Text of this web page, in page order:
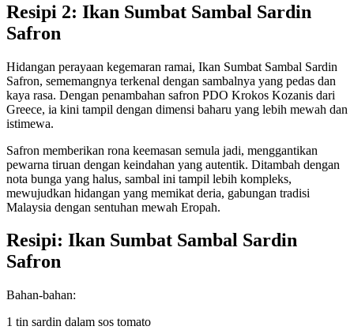
Resipi 2: Ikan Sumbat Sambal Sardin
Safron
Hidangan perayaan kegemaran ramai, Ikan Sumbat Sambal Sardin
Safron, sememangnya terkenal dengan sambalnya yang pedas dan
kaya rasa. Dengan penambahan safron PDO Krokos Kozanis dari
Greece, ia kini tampil dengan dimensi baharu yang lebih mewah dan
istimewa.
Safron memberikan rona keemasan semula jadi, menggantikan
pewarna tiruan dengan keindahan yang autentik. Ditambah dengan
nota bunga yang halus, sambal ini tampil lebih kompleks,
mewujudkan hidangan yang memikat deria, gabungan tradisi
Malaysia dengan sentuhan mewah Eropah.
Resipi: Ikan Sumbat Sambal Sardin
Safron
Bahan-bahan:
1 tin sardin dalam sos tomato